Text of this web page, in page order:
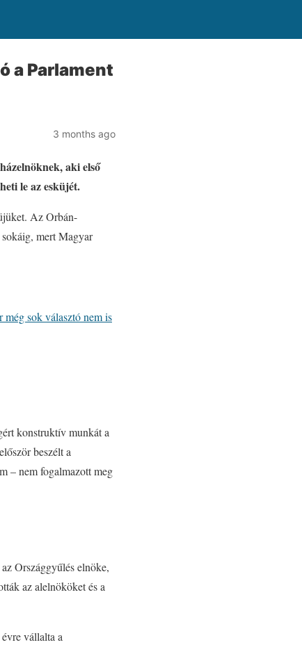
a Parlament
3 months ago
aki első
le az esküjét.
Az Orbán-
mert Magyar
sok választó nem is
konstruktív munkát a
beszélt a
– nem fogalmazott meg
Országgyűlés elnöke,
az alelnököket és a
vállalta a